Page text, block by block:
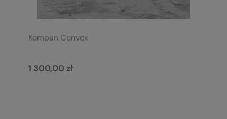
Kompan Convex
1 300,00 zł